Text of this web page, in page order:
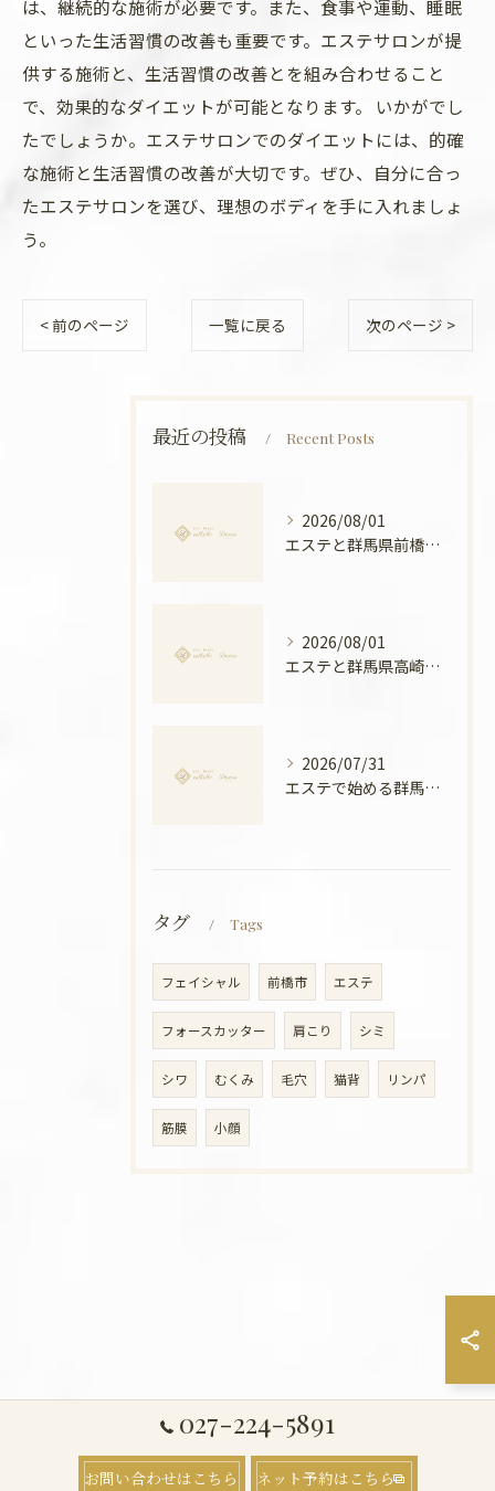
は、継続的な施術が必要です。また、食事や運動、睡眠
といった生活習慣の改善も重要です。エステサロンが提
供する施術と、生活習慣の改善とを組み合わせること
で、効果的なダイエットが可能となります。 いかがでし
たでしょうか。エステサロンでのダイエットには、的確
な施術と生活習慣の改善が大切です。ぜひ、自分に合っ
たエステサロンを選び、理想のボディを手に入れましょ
う。
< 前のページ 一覧に戻る 次のページ >
最近の投稿 Recent Posts
2026/08/01
エステと群馬県前橋市ボディメンテナンス徹底比較と安心できる選び方ガイド
2026/08/01
エステと群馬県高崎市の骨盤ケアで叶える産後ケアと美姿勢の新常識
2026/07/31
エステで始める群馬県高崎市の温活美容と冷え対策徹底ガイド
タグ Tags
フェイシャル 前橋市 エステ
フォースカッター 肩こり シミ
シワ むくみ 毛穴 猫背 リンパ
筋膜 小顔
027-224-5891
お問い合わせはこちら ネット予約はこちら